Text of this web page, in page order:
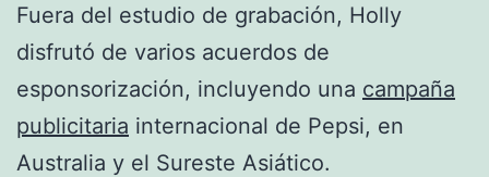
Fuera del estudio de grabación, Holly
disfrutó de varios acuerdos de
esponsorización, incluyendo una campaña
publicitaria internacional de Pepsi, en
Australia y el Sureste Asiático.